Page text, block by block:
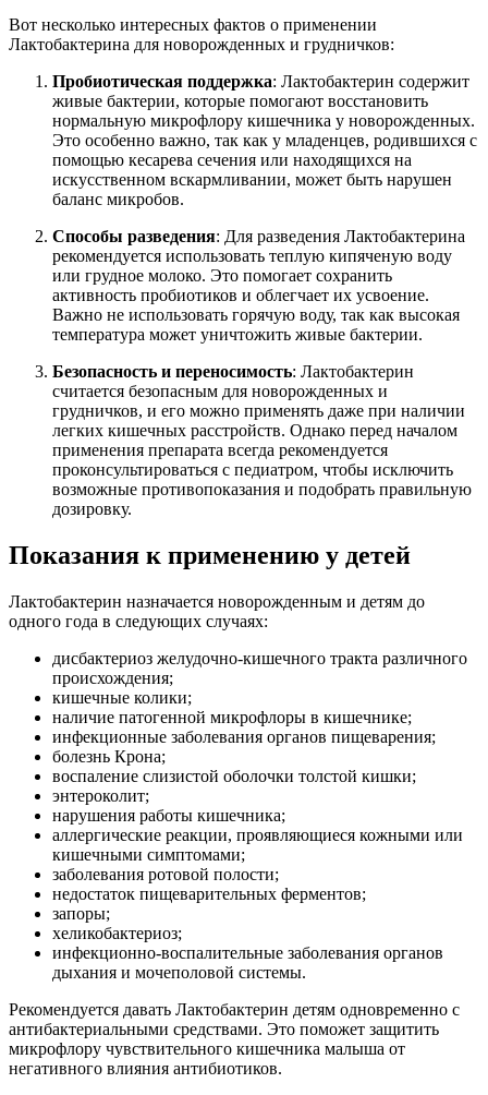
Вот несколько интересных фактов о применении
Лактобактерина для новорожденных и грудничков:
Пробиотическая поддержка: Лактобактерин содержит
живые бактерии, которые помогают восстановить
нормальную микрофлору кишечника у новорожденных.
Это особенно важно, так как у младенцев, родившихся с
помощью кесарева сечения или находящихся на
искусственном вскармливании, может быть нарушен
баланс микробов.
Способы разведения: Для разведения Лактобактерина
рекомендуется использовать теплую кипяченую воду
или грудное молоко. Это помогает сохранить
активность пробиотиков и облегчает их усвоение.
Важно не использовать горячую воду, так как высокая
температура может уничтожить живые бактерии.
Безопасность и переносимость: Лактобактерин
считается безопасным для новорожденных и
грудничков, и его можно применять даже при наличии
легких кишечных расстройств. Однако перед началом
применения препарата всегда рекомендуется
проконсультироваться с педиатром, чтобы исключить
возможные противопоказания и подобрать правильную
дозировку.
Показания к применению у детей
Лактобактерин назначается новорожденным и детям до
одного года в следующих случаях:
дисбактериоз желудочно-кишечного тракта различного
происхождения;
кишечные колики;
наличие патогенной микрофлоры в кишечнике;
инфекционные заболевания органов пищеварения;
болезнь Крона;
воспаление слизистой оболочки толстой кишки;
энтероколит;
нарушения работы кишечника;
аллергические реакции, проявляющиеся кожными или
кишечными симптомами;
заболевания ротовой полости;
недостаток пищеварительных ферментов;
запоры;
хеликобактериоз;
инфекционно-воспалительные заболевания органов
дыхания и мочеполовой системы.
Рекомендуется давать Лактобактерин детям одновременно с
антибактериальными средствами. Это поможет защитить
микрофлору чувствительного кишечника малыша от
негативного влияния антибиотиков.